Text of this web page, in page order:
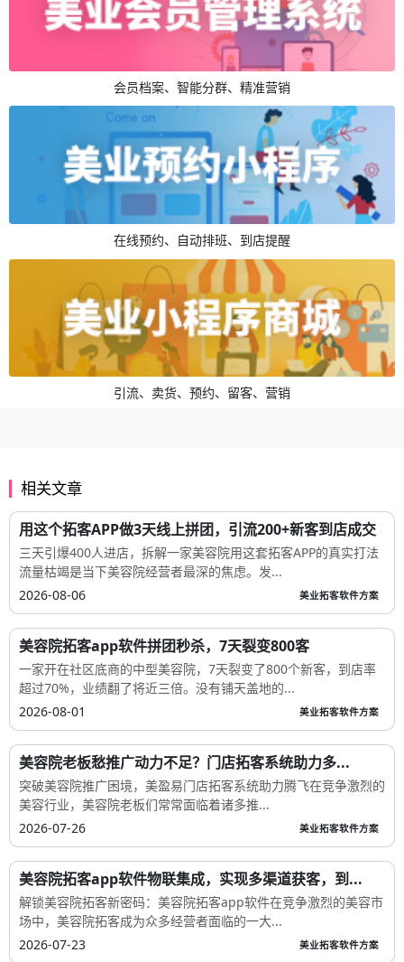
会员档案、智能分群、精准营销
在线预约、自动排班、到店提醒
引流、卖货、预约、留客、营销
相关文章
用这个拓客APP做3天线上拼团，引流200+新客到店成交
三天引爆400人进店，拆解一家美容院用这套拓客APP的真实打法
流量枯竭是当下美容院经营者最深的焦虑。发...
2026-08-06
美业拓客软件方案
美容院拓客app软件拼团秒杀，7天裂变800客
一家开在社区底商的中型美容院，7天裂变了800个新客，到店率
超过70%，业绩翻了将近三倍。没有铺天盖地的...
2026-08-01
美业拓客软件方案
美容院老板愁推广动力不足？门店拓客系统助力多...
突破美容院推广困境，美盈易门店拓客系统助力腾飞在竞争激烈的
美容行业，美容院老板们常常面临着诸多推...
2026-07-26
美业拓客软件方案
美容院拓客app软件物联集成，实现多渠道获客，到...
解锁美容院拓客新密码：美容院拓客app软件在竞争激烈的美容市
场中，美容院拓客成为众多经营者面临的一大...
2026-07-23
美业拓客软件方案